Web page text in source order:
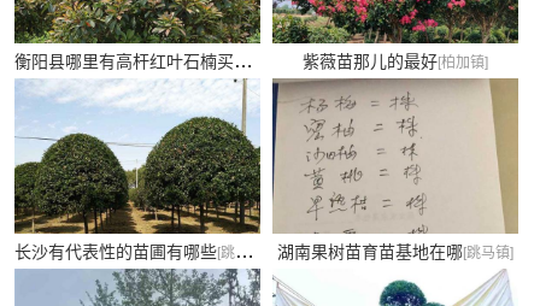
衡阳县哪里有高杆红叶石楠买？[跳马镇] 紫薇苗那儿的最好[柏加镇]
长沙有代表性的苗圃有哪些[跳马镇] 湖南果树苗育苗基地在哪[跳马镇]